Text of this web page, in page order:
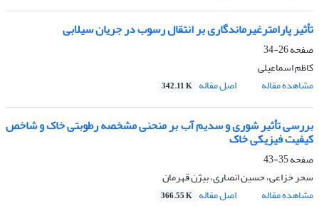
تأثیر پارامترغیرماندگاری بر انتقال رسوب در جریان سیلابی
صفحه26-34
کاظم اسماعیلی
مشاهده مقاله
اصل مقاله 342.11 K
بررسی تأثیر شوری و سدیم آب بر منحنی مشخصه رطوبتی خاک و شاخص
کیفیت فیزیکی خاک
صفحه35-43
سحر خزاعی، حسین انصاری، بیژن قهرمان
مشاهده مقاله
اصل مقاله 366.55 K